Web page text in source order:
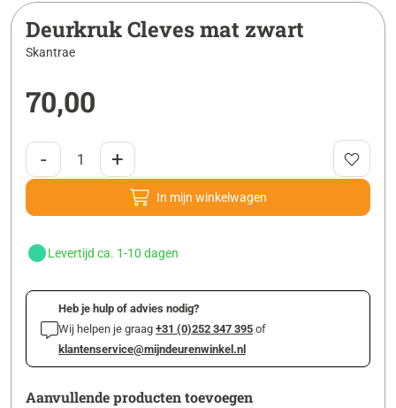
Deurkruk Cleves mat zwart
Skantrae
70,00
- +
In mijn winkelwagen
Levertijd ca. 1-10 dagen
Heb je hulp of advies nodig?
Wij helpen je graag +31 (0)252 347 395 of
klantenservice@mijndeurenwinkel.nl
Aanvullende producten toevoegen